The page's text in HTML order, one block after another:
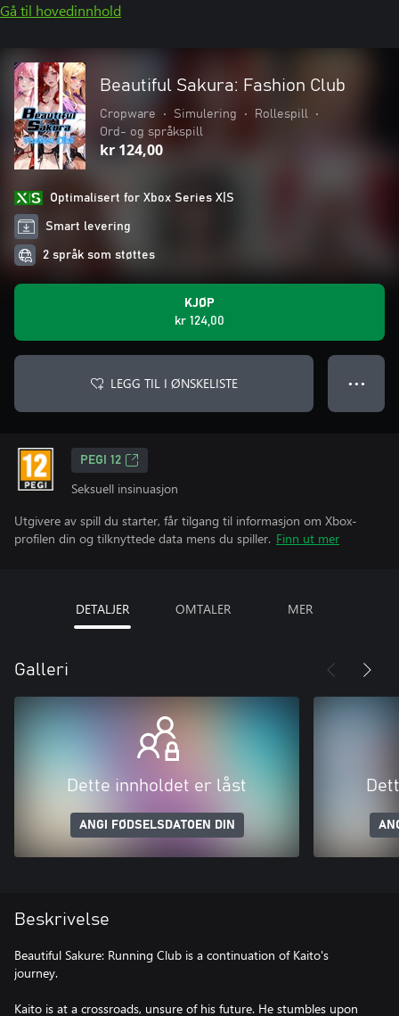
Gå til hovedinnhold
Beautiful Sakura: Fashion Club
Cropware • Simulering • Rollespill
•
Ord- og språkspill
kr 124,00
Optimalisert for Xbox Series X|S
Smart levering
2 språk som støttes
KJØP
kr 124,00
LEGG TIL I ØNSKELISTE ● ● ●
PEGI 12
Seksuell insinuasjon
Utgivere av spill du starter, får tilgang til informasjon om Xbox-
profilen din og tilknyttede data mens du spiller. Finn ut mer
DETALJER OMTALER MER
Galleri
Dette innholdet er låst
ANGI FØDSELSDATOEN DIN
Beskrivelse
Beautiful Sakure: Running Club is a continuation of Kaito's
journey.
Kaito is at a crossroads, unsure of his future. He stumbles upon